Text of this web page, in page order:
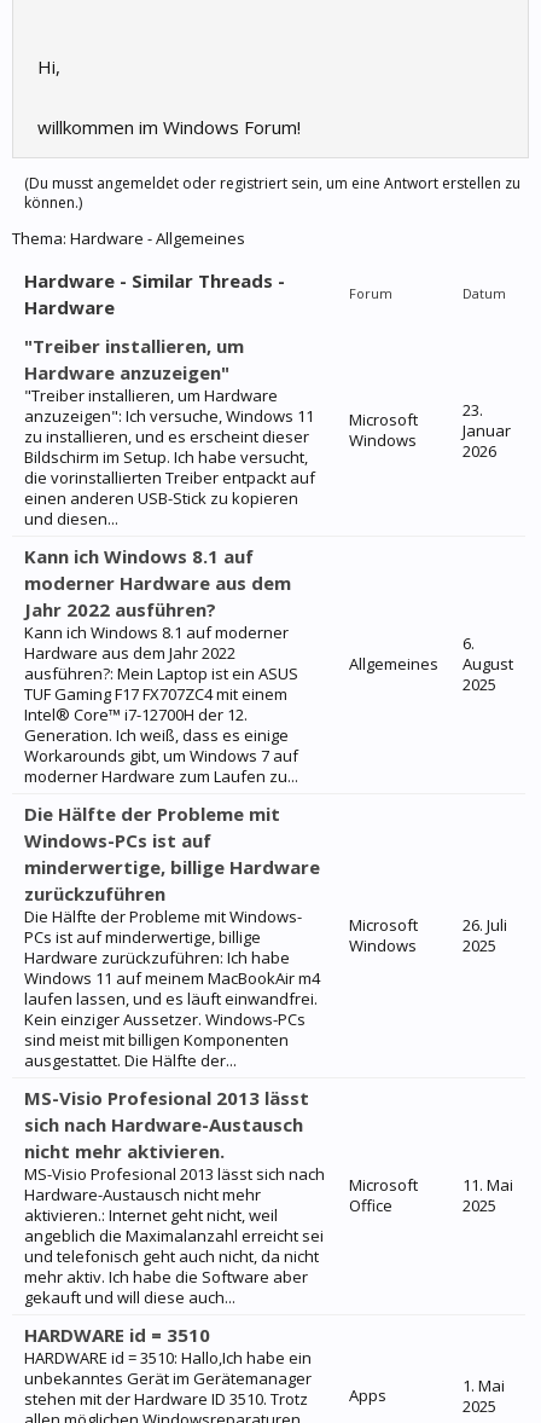
Hi,
willkommen im Windows Forum!
(Du musst angemeldet oder registriert sein, um eine Antwort erstellen zu
können.)
Thema: Hardware - Allgemeines
Hardware - Similar Threads -
Hardware
Forum Datum
"Treiber installieren, um
Hardware anzuzeigen"
"Treiber installieren, um Hardware
anzuzeigen": Ich versuche, Windows 11
zu installieren, und es erscheint dieser
Bildschirm im Setup. Ich habe versucht,
die vorinstallierten Treiber entpackt auf
einen anderen USB-Stick zu kopieren
und diesen...
Microsoft
Windows
23.
Januar
2026
Kann ich Windows 8.1 auf
moderner Hardware aus dem
Jahr 2022 ausführen?
Kann ich Windows 8.1 auf moderner
Hardware aus dem Jahr 2022
ausführen?: Mein Laptop ist ein ASUS
TUF Gaming F17 FX707ZC4 mit einem
Intel® Core™ i7-12700H der 12.
Generation. Ich weiß, dass es einige
Workarounds gibt, um Windows 7 auf
moderner Hardware zum Laufen zu...
Allgemeines
6.
August
2025
Die Hälfte der Probleme mit
Windows-PCs ist auf
minderwertige, billige Hardware
zurückzuführen
Die Hälfte der Probleme mit Windows-
PCs ist auf minderwertige, billige
Hardware zurückzuführen: Ich habe
Windows 11 auf meinem MacBookAir m4
laufen lassen, und es läuft einwandfrei.
Kein einziger Aussetzer. Windows-PCs
sind meist mit billigen Komponenten
ausgestattet. Die Hälfte der...
Microsoft
Windows
26. Juli
2025
MS-Visio Profesional 2013 lässt
sich nach Hardware-Austausch
nicht mehr aktivieren.
MS-Visio Profesional 2013 lässt sich nach
Hardware-Austausch nicht mehr
aktivieren.: Internet geht nicht, weil
angeblich die Maximalanzahl erreicht sei
und telefonisch geht auch nicht, da nicht
mehr aktiv. Ich habe die Software aber
gekauft und will diese auch...
Microsoft
Office
11. Mai
2025
HARDWARE id = 3510
HARDWARE id = 3510: Hallo,Ich habe ein
unbekanntes Gerät im Gerätemanager
stehen mit der Hardware ID 3510. Trotz
Apps
1. Mai
2025